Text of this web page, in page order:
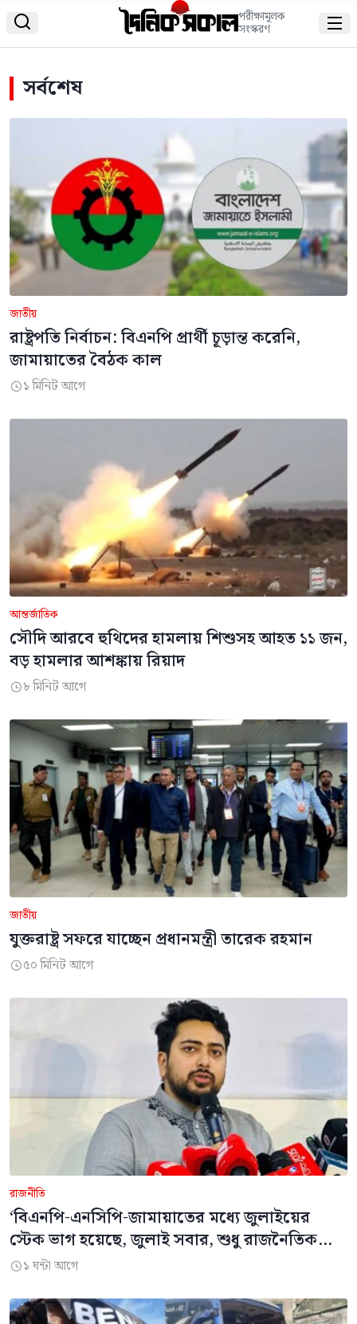
 পরীক্ষামূলক
সংস্করণ 
সর্বশেষ
জাতীয়
রাষ্ট্রপতি নির্বাচন: বিএনপি প্রার্থী চূড়ান্ত করেনি,
জামায়াতের বৈঠক কাল
১ মিনিট আগে
আন্তর্জাতিক
সৌদি আরবে হুথিদের হামলায় শিশুসহ আহত ১১ জন,
বড় হামলার আশঙ্কায় রিয়াদ
৮ মিনিট আগে
জাতীয়
যুক্তরাষ্ট্র সফরে যাচ্ছেন প্রধানমন্ত্রী তারেক রহমান
৫০ মিনিট আগে
রাজনীতি
‘বিএনপি-এনসিপি-জামায়াতের মধ্যে জুলাইয়ের
স্টেক ভাগ হয়েছে, জুলাই সবার, শুধু রাজনৈতিক
দলের নয়’: নাহিদ
১ ঘন্টা আগে